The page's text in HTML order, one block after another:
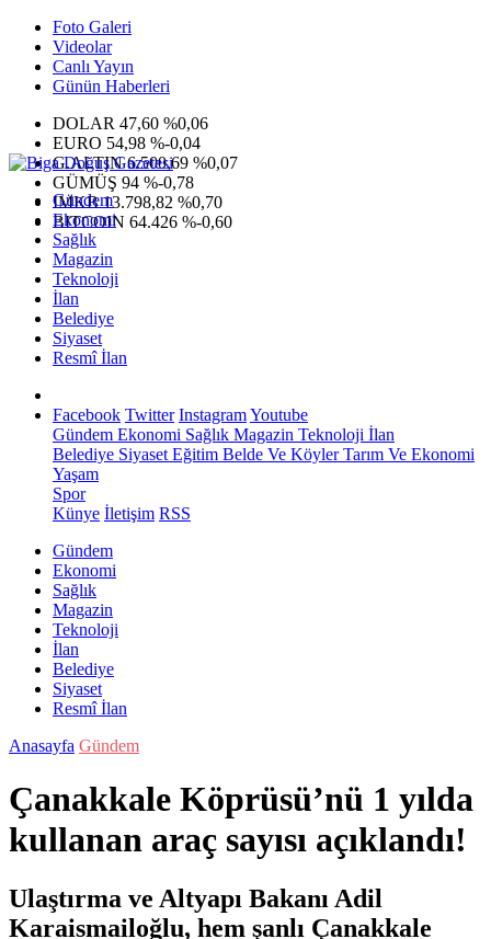
Foto Galeri
Videolar
Canlı Yayın
Günün Haberleri
DOLAR 47,60 %0,06
EURO 54,98 %-0,04
G.ALTIN6.500,69 %0,07
GÜMÜŞ 94 %-0,78
IMKB13.798,82 %0,70
BITCOIN 64.426 %-0,60
Gündem
Ekonomi
Sağlık
Magazin
Teknoloji
İlan
Belediye
Siyaset
Resmî İlan
Facebook Twitter InstagramYoutube
Gündem Ekonomi Sağlık Magazin Teknoloji İlan
Belediye Siyaset Eğitim Belde Ve KöylerTarım Ve Ekonomi
Yaşam
Spor
Künye İletişim RSS
Gündem
Ekonomi
Sağlık
Magazin
Teknoloji
İlan
Belediye
Siyaset
Resmî İlan
Anasayfa Gündem
Çanakkale Köprüsü’nü 1 yılda
kullanan araç sayısı açıklandı!
Ulaştırma ve Altyapı Bakanı Adil
Karaismailoğlu, hem şanlı Çanakkale